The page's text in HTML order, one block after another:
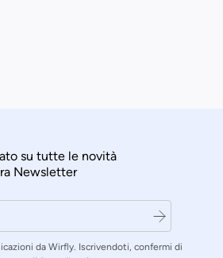
su tutte le novità
Newsletter
da Wirfly. Iscrivendoti, confermi di